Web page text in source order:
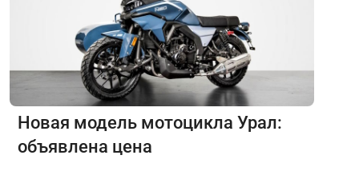
Новая модель мотоцикла Урал:
объявлена цена